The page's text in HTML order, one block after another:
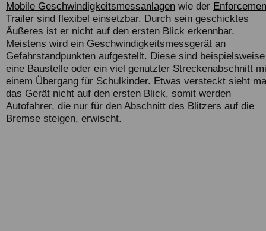
Mobile Geschwindigkeitsmessanlagen wie der
Trailer sind flexibel einsetzbar. Durch sein geschicktes
Äußeres ist er nicht auf den ersten Blick erkennbar.
Meistens wird ein Geschwindigkeitsmessgerät an
Gefahrstandpunkten aufgestellt. Diese sind beispielsweise
eine Baustelle oder ein viel genutzter Streckenabschnitt
einem Übergang für Schulkinder. Etwas versteckt sieht
das Gerät nicht auf den ersten Blick, somit werden
Autofahrer, die nur für den Abschnitt des Blitzers auf die
Bremse steigen, erwischt.